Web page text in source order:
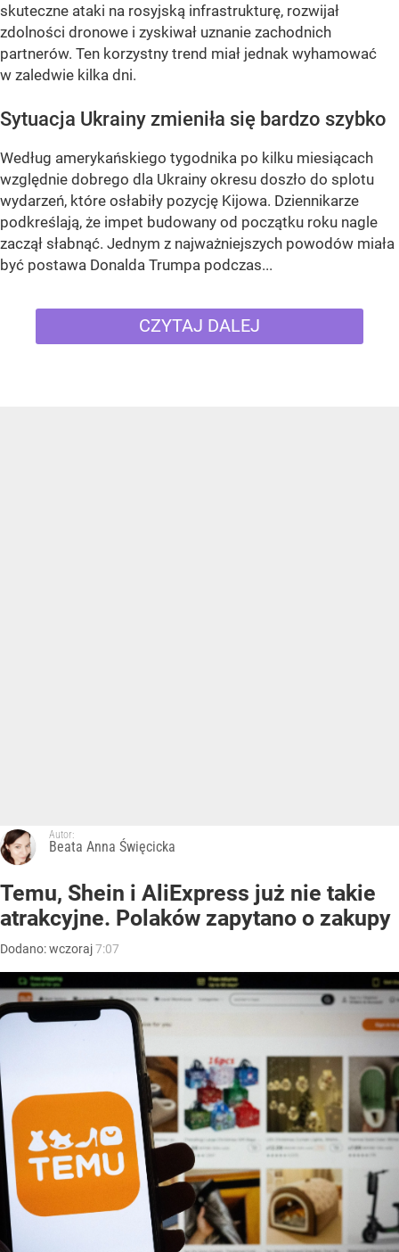
skuteczne ataki na rosyjską infrastrukturę, rozwijał
zdolności dronowe i zyskiwał uznanie zachodnich
partnerów. Ten korzystny trend miał jednak wyhamować
w zaledwie kilka dni.
Sytuacja Ukrainy zmieniła się bardzo szybko
Według amerykańskiego tygodnika po kilku miesiącach
względnie dobrego dla Ukrainy okresu doszło do splotu
wydarzeń, które osłabiły pozycję Kijowa. Dziennikarze
podkreślają, że impet budowany od początku roku nagle
zaczął słabnąć. Jednym z najważniejszych powodów miała
być postawa Donalda Trumpa podczas...
CZYTAJ DALEJ
Autor:
Beata Anna Święcicka
Temu, Shein i AliExpress już nie takie
atrakcyjne. Polaków zapytano o zakupy
Dodano:wczoraj7:07